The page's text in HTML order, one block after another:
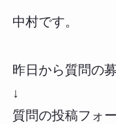
中村です。
昨日から質問の
↓
質問の投稿フォー